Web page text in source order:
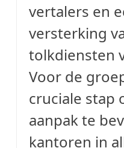
vertalers en
versterking
tolkdiensten
Voor de
cruciale stap
aanpak te
kantoren in